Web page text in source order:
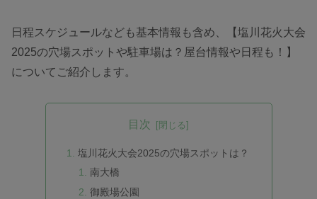
日程スケジュールなども基本情報も含め、【塩川花火大会
2025の穴場スポットや駐車場は？屋台情報や日程も！】
についてご紹介します。
目次
塩川花火大会2025の穴場スポットは？
南大橋
御殿場公園